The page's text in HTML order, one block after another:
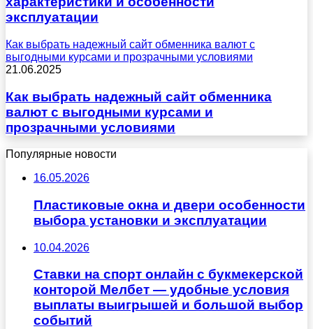
эксплуатации
Как выбрать надежный сайт обменника валют с
выгодными курсами и прозрачными условиями
21.06.2025
Как выбрать надежный сайт обменника
валют с выгодными курсами и
прозрачными условиями
Популярные новости
16.05.2026
Пластиковые окна и двери особенности
выбора установки и эксплуатации
10.04.2026
Ставки на спорт онлайн с букмекерской
конторой Мелбет — удобные условия
выплаты выигрышей и большой выбор
событий